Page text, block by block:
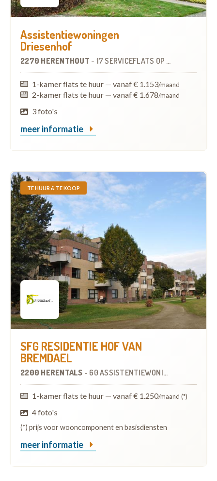
Assistentiewoningen
Driesenhof
2270 HERENTHOUT - 17 SERVICEFLATS OP 13.6 KM
1-kamer flats te huur — vanaf € 1.153/maand
2-kamer flats te huur — vanaf € 1.678/maand
3 foto's
meer informatie
TE HUUR & TE KOOP
SFG RESIDENTIE HOF VAN
BREMDAEL
2200 HERENTALS - 60 ASSISTENTIEWONINGEN
1-kamer flats te huur — vanaf € 1.250/maand (*)
4 foto's
(*) prijs voor wooncomponent en basisdiensten
meer informatie